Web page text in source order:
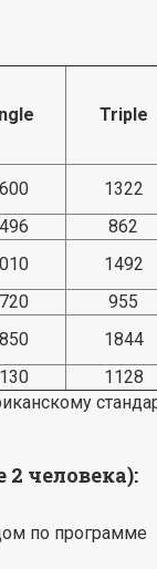
Triple
1322
862
1492
955
1844
1128
человека):
по программе